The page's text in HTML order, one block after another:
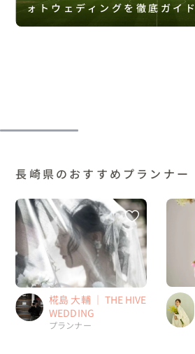
ォトウェディングを徹底ガイド
長崎県のおすすめプランナー
椛島 大輔 ｜ THE HIVE
WEDDING
プランナー